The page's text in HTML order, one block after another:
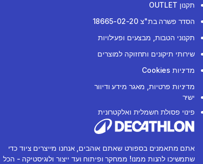
תקנון OUTLET
הסדר פשרה בת"צ 18665-02-20
תקנוני הטבות, מבצעים ופעילויות
שירותי תיקונים ותחזוקה למוצרים
מדיניות Cookies
מדיניות פרטיות, מאגר מידע ודיוור
ישיר
פינוי פסולת חשמלית ואלקטרונית
אתם מתאמנים בספורט שאתם אוהבים, אנחנו מייצרים ציוד כדי
שתמשיכו להנות ממנו! ממחקר ופיתוח ועד ייצור ולוגיסטיקה - הכל